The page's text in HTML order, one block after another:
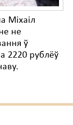
Міхаіл
не
ў
2220 рублёў